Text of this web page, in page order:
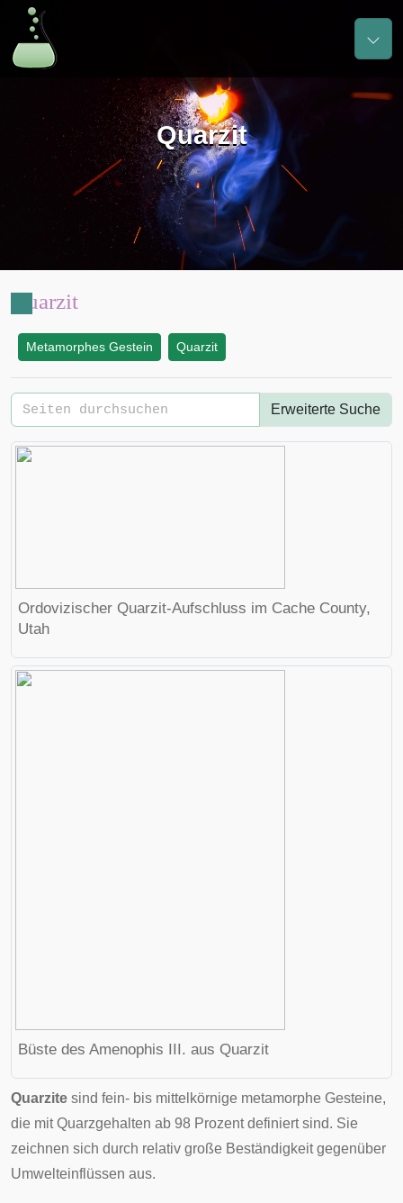
Quarzit
Quarzit
Metamorphes Gestein Quarzit
Erweiterte Suche
Ordovizischer Quarzit-Aufschluss im Cache County,
Utah
Büste des Amenophis III. aus Quarzit
Quarzite sind fein- bis mittelkörnige metamorphe Gesteine,
die mit Quarzgehalten ab 98 Prozent definiert sind. Sie
zeichnen sich durch relativ große Beständigkeit gegenüber
Umwelteinflüssen aus.